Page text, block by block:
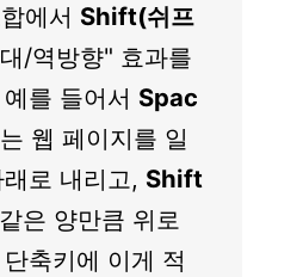
에서 Shift(쉬프
/역방향" 효과를
를 들어서 Spac
는 웹 페이지를 일
로 내리고, Shift
은 양만큼 위로
축키에 이게 적